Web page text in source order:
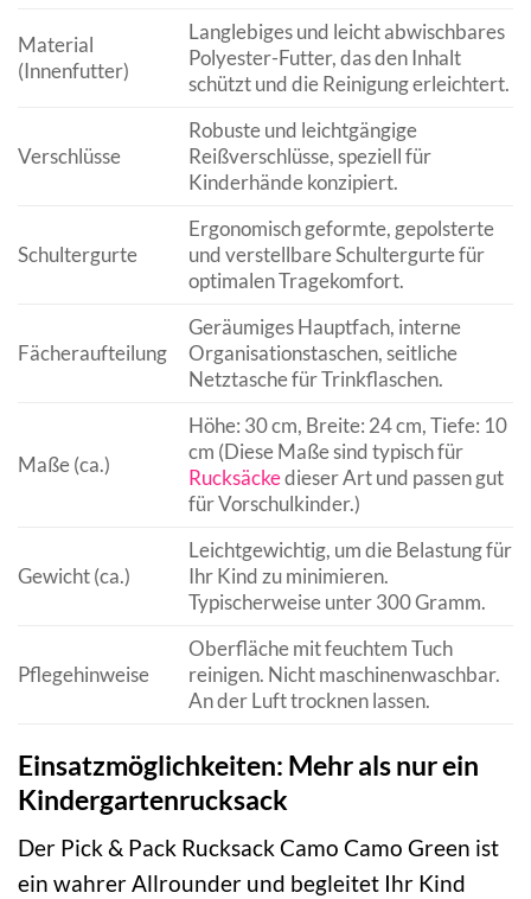
Material
(Innenfutter)
Langlebiges und leicht abwischbares
Polyester-Futter, das den Inhalt
schützt und die Reinigung erleichtert.
Verschlüsse
Robuste und leichtgängige
Reißverschlüsse, speziell für
Kinderhände konzipiert.
Schultergurte
Ergonomisch geformte, gepolsterte
und verstellbare Schultergurte für
optimalen Tragekomfort.
Fächeraufteilung
Geräumiges Hauptfach, interne
Organisationstaschen, seitliche
Netztasche für Trinkflaschen.
Maße (ca.)
Höhe: 30 cm, Breite: 24 cm, Tiefe: 10
cm (Diese Maße sind typisch für
Rucksäckedieser Art und passen gut
für Vorschulkinder.)
Gewicht (ca.)
Leichtgewichtig, um die Belastung für
Ihr Kind zu minimieren.
Typischerweise unter 300 Gramm.
Pflegehinweise
Oberfläche mit feuchtem Tuch
reinigen. Nicht maschinenwaschbar.
An der Luft trocknen lassen.
Einsatzmöglichkeiten: Mehr als nur ein
Kindergartenrucksack
Der Pick & Pack Rucksack Camo Camo Green ist
ein wahrer Allrounder und begleitet Ihr Kind